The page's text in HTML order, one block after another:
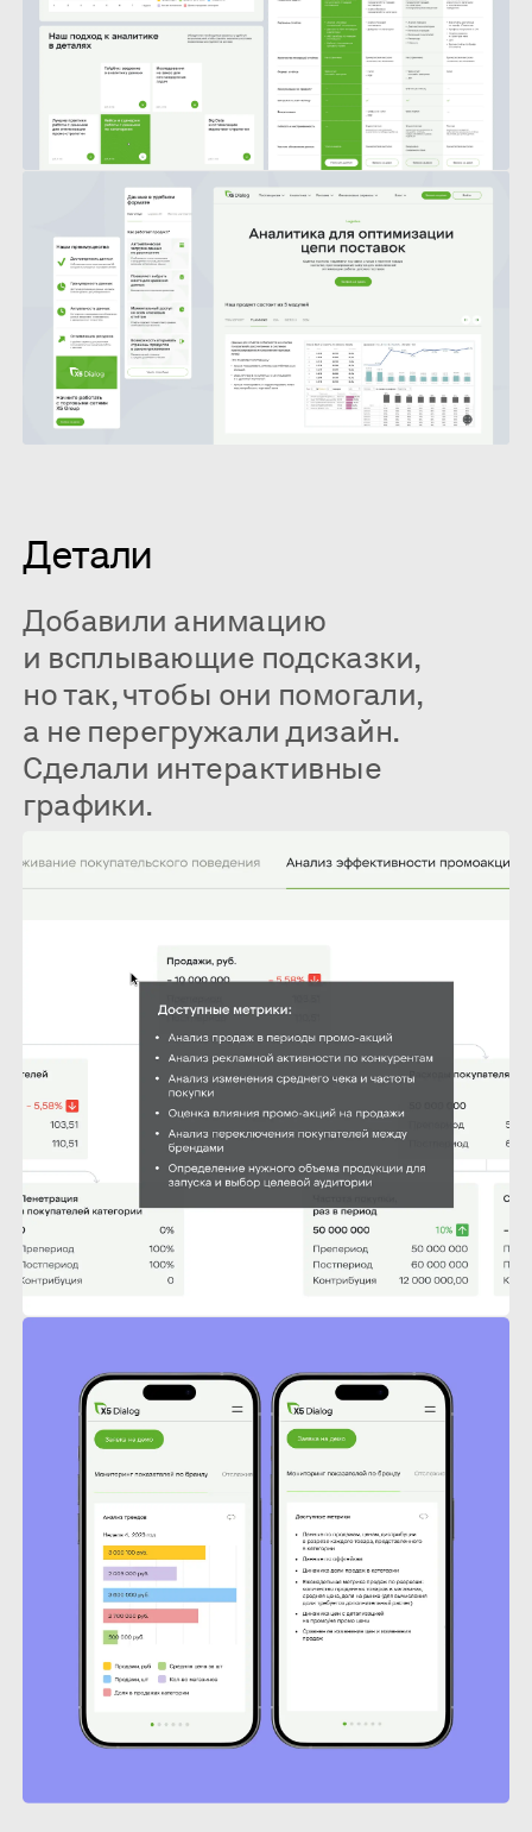
Детали
Добавили анимацию
и всплывающие подсказки,
но так, чтобы они помогали,
а не перегружали дизайн.
Сделали интерактивные
графики.